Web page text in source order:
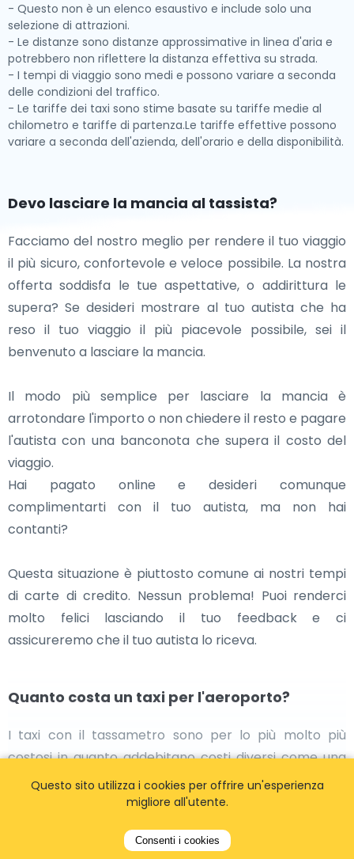
- Questo non è un elenco esaustivo e include solo una
selezione di attrazioni.
- Le distanze sono distanze approssimative in linea d'aria e
potrebbero non riflettere la distanza effettiva su strada.
- I tempi di viaggio sono medi e possono variare a seconda
delle condizioni del traffico.
- Le tariffe dei taxi sono stime basate su tariffe medie al
chilometro e tariffe di partenza.Le tariffe effettive possono
variare a seconda dell'azienda, dell'orario e della disponibilità.
Devo lasciare la mancia al tassista?
Facciamo del nostro meglio per rendere il tuo viaggio
il più sicuro, confortevole e veloce possibile. La nostra
offerta soddisfa le tue aspettative, o addirittura le
supera? Se desideri mostrare al tuo autista che ha
reso il tuo viaggio il più piacevole possibile, sei il
benvenuto a lasciare la mancia.
Il modo più semplice per lasciare la mancia è
arrotondare l'importo o non chiedere il resto e pagare
l'autista con una banconota che supera il costo del
viaggio.
Hai pagato online e desideri comunque
complimentarti con il tuo autista, ma non hai
contanti?
Questa situazione è piuttosto comune ai nostri tempi
di carte di credito. Nessun problema! Puoi renderci
molto felici lasciando il tuo feedback e ci
assicureremo che il tuo autista lo riceva.
Quanto costa un taxi per l'aeroporto?
I taxi con il tassametro sono per lo più molto più
costosi in quanto addebitano costi diversi come una
tariffa di prelievo più costosa di notte, un prezzo per
chilometro e probabilmente anche una tariffa di
37 euro a viaggio senza costi nascosti!
Questo sito utilizza i cookies per offrire un'esperienza
migliore all'utente.
Consenti i cookies